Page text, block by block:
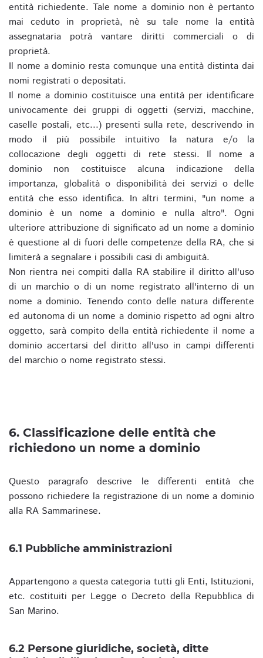
entità richiedente. Tale nome a dominio non è pertanto
mai ceduto in proprietà, nè su tale nome la entità
assegnataria potrà vantare diritti commerciali o di
proprietà.
Il nome a dominio resta comunque una entità distinta dai
nomi registrati o depositati.
Il nome a dominio costituisce una entità per identificare
univocamente dei gruppi di oggetti (servizi, macchine,
caselle postali, etc...) presenti sulla rete, descrivendo in
modo il più possibile intuitivo la natura e/o la
collocazione degli oggetti di rete stessi. Il nome a
dominio non costituisce alcuna indicazione della
importanza, globalità o disponibilità dei servizi o delle
entità che esso identifica. In altri termini, "un nome a
dominio è un nome a dominio e nulla altro". Ogni
ulteriore attribuzione di significato ad un nome a dominio
è questione al di fuori delle competenze della RA, che si
limiterà a segnalare i possibili casi di ambiguità.
Non rientra nei compiti dalla RA stabilire il diritto all'uso
di un marchio o di un nome registrato all'interno di un
nome a dominio. Tenendo conto delle natura differente
ed autonoma di un nome a dominio rispetto ad ogni altro
oggetto, sarà compito della entità richiedente il nome a
dominio accertarsi del diritto all'uso in campi differenti
del marchio o nome registrato stessi.
6. Classificazione delle entità che
richiedono un nome a dominio
Questo paragrafo descrive le differenti entità che
possono richiedere la registrazione di un nome a dominio
alla RA Sammarinese.
6.1 Pubbliche amministrazioni
Appartengono a questa categoria tutti gli Enti, Istituzioni,
etc. costituiti per Legge o Decreto della Repubblica di
San Marino.
6.2 Persone giuridiche, società, ditte